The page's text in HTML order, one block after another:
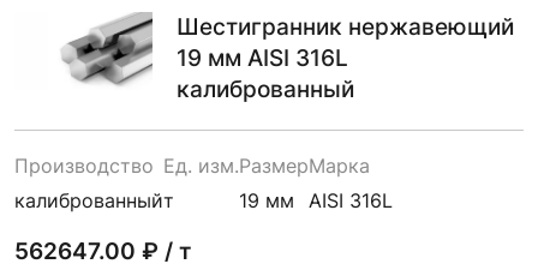
Шестигранник нержавеющий
19 мм AISI 316L
калиброванный
Производство
калиброванный
Ед. изм.
т
Размер
19 мм
Марка
AISI 316L
562647.00 ₽ / т